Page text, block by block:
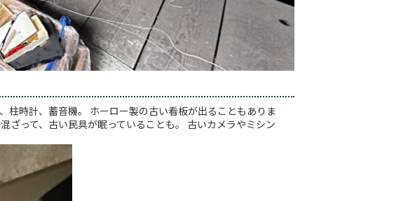
時計、蓄音機。 ホーロー製の古い看板が出ることもありま
ざって、古い民具が眠っていることも。 古いカメラやミシン